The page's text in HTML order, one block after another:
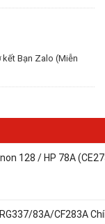
Bạn Zalo (Miễn
128 / HP 78A
83A/CF283A